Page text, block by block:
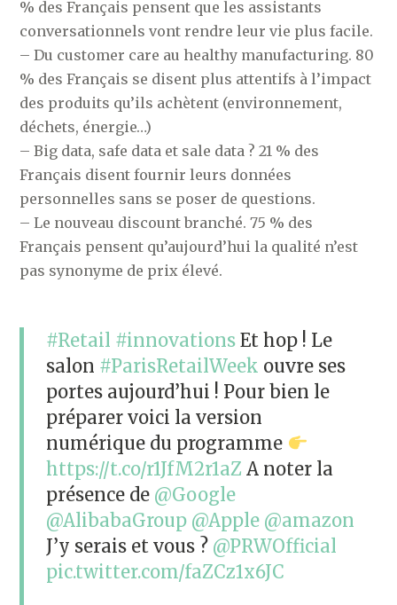
% des Français pensent que les assistants
conversationnels vont rendre leur vie plus facile.
– Du customer care au healthy manufacturing. 80
% des Français se disent plus attentifs à l’impact
des produits qu’ils achètent (environnement,
déchets, énergie…)
– Big data, safe data et sale data ? 21 % des
Français disent fournir leurs données
personnelles sans se poser de questions.
– Le nouveau discount branché. 75 % des
Français pensent qu’aujourd’hui la qualité n’est
pas synonyme de prix élevé.
#Retail #innovations Et hop ! Le
salon #ParisRetailWeek ouvre ses
portes aujourd’hui ! Pour bien le
préparer voici la version
numérique du programme
https://t.co/r1JfM2r1aZ A noter la
présence de @Google
@AlibabaGroup @Apple @amazon
J’y serais et vous ? @PRWOfficial
pic.twitter.com/faZCz1x6JC